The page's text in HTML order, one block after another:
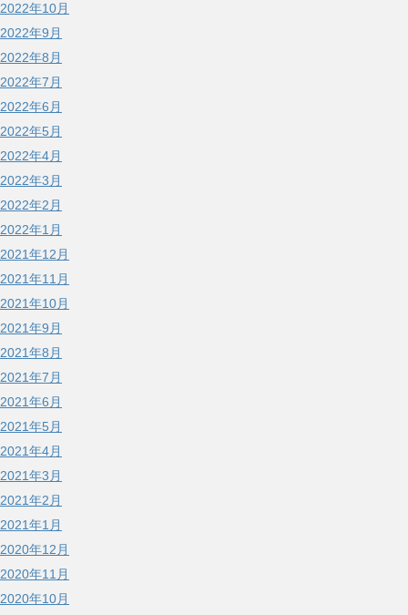
2022年10月
2022年9月
2022年8月
2022年7月
2022年6月
2022年5月
2022年4月
2022年3月
2022年2月
2022年1月
2021年12月
2021年11月
2021年10月
2021年9月
2021年8月
2021年7月
2021年6月
2021年5月
2021年4月
2021年3月
2021年2月
2021年1月
2020年12月
2020年11月
2020年10月